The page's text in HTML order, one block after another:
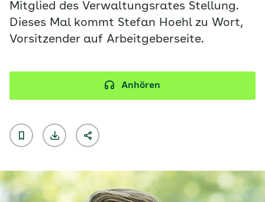
Mitglied des Verwaltungsrates Stellung.
Dieses Mal kommt Stefan Hoehl zu Wort,
Vorsitzender auf Arbeitgeberseite.
Anhören